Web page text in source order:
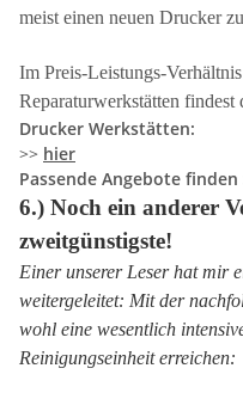
meist einen neuen Drucker
Im Preis-Leistungs-
Reparaturwerkstätten
Drucker Werkstätten:
>> hier
Passende Angebote finden
6.) Noch ein anderer
zweitgünstigste!
Einer unserer Leser hat mir
weitergeleitet: Mit der
wohl eine wesentlich
Reinigungseinheit erreichen: